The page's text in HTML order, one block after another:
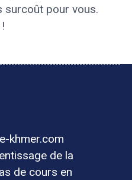
surcoût pour vous.
khmer.com
de la
de cours en